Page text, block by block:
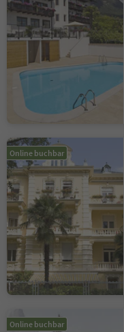
Online buchbar
Online buchbar